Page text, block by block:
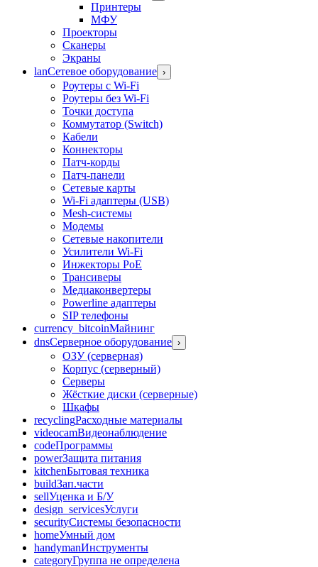
Принтеры
МФУ
Проекторы
Сканеры
Экраны
lanСетевое оборудование ›
Роутеры с Wi-Fi
Роутеры без Wi-Fi
Точки доступа
Коммутатор (Switch)
Кабели
Коннекторы
Патч-корды
Патч-панели
Сетевые карты
Wi-Fi адаптеры (USB)
Mesh-системы
Модемы
Сетевые накопители
Усилители Wi-Fi
Инжекторы PoE
Трансиверы
Медиаконвертеры
Powerline адаптеры
SIP телефоны
currency_bitcoinМайнинг
dnsСерверное оборудование ›
ОЗУ (серверная)
Корпус (серверный)
Серверы
Жёсткие диски (серверные)
Шкафы
recyclingРасходные материалы
videocamВидеонаблюдение
codeПрограммы
powerЗащита питания
kitchenБытовая техника
buildЗап.части
sellУценка и Б/У
design_servicesУслуги
securityСистемы безопасности
homeУмный дом
handymanИнструменты
categoryГруппа не определена